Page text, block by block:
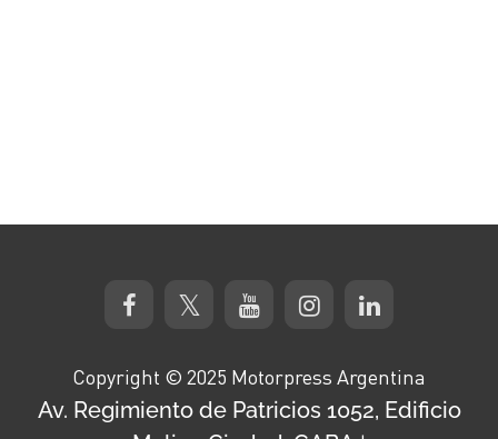
Copyright © 2025 Motorpress Argentina
Av. Regimiento de Patricios 1052, Edificio